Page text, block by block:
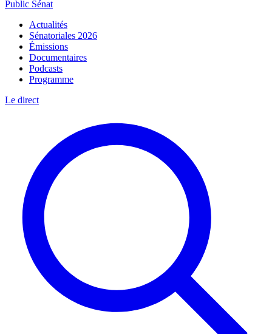
Public Sénat
Actualités
Sénatoriales 2026
Émissions
Documentaires
Podcasts
Programme
Le direct